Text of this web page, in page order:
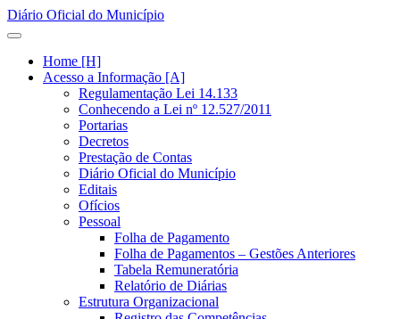
Diário Oficial do Município
Home [H]
Acesso a Informação [A]
Regulamentação Lei 14.133
Conhecendo a Lei nº 12.527/2011
Portarias
Decretos
Prestação de Contas
Diário Oficial do Município
Editais
Ofícios
Pessoal
Folha de Pagamento
Folha de Pagamentos – Gestões Anteriores
Tabela Remuneratória
Relatório de Diárias
Estrutura Organizacional